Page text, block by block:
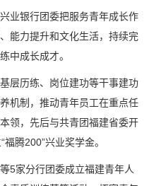
业银行团委把服务青年成长作
能力提升和文化生活，持续完
中成长成才。
层历练、岗位建功等干事建功
机制，推动青年员工在重点任
领，先后与共青团福建省委开
福腾200”兴业奖学金。
5家分行团委成立福建青年人